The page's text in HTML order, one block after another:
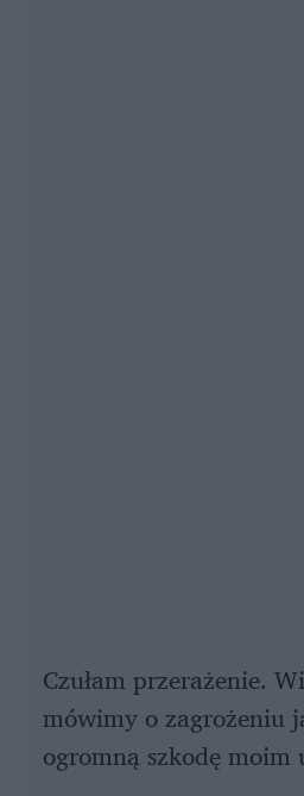
Czułam przerażenie.
mówimy o zagrożeniu
ogromną szkodę moim